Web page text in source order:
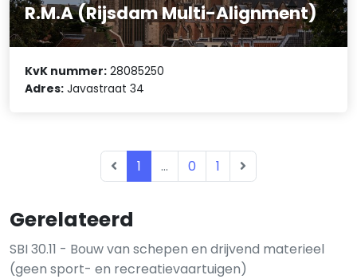
Gerelateerd
SBI 30.11 - Bouw van schepen en drijvend materieel
(geen sport- en recreatievaartuigen)
R.M.A (Rijsdam Multi-Alignment)
KvK nummer: 28085250
Adres: Javastraat 34
1 ... 0 1